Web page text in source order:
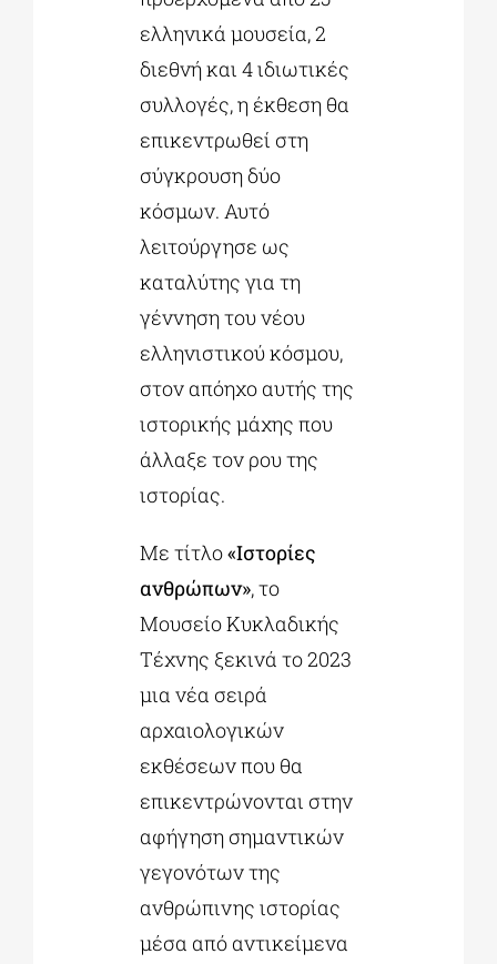
ελληνικά μουσεία, 2
διεθνή και 4 ιδιωτικές
συλλογές, η έκθεση θα
επικεντρωθεί στη
σύγκρουση δύο
κόσμων. Αυτό
λειτούργησε ως
καταλύτης για τη
γέννηση του νέου
ελληνιστικού κόσμου,
στον απόηχο αυτής της
ιστορικής μάχης που
άλλαξε τον ρου της
ιστορίας.
Με τίτλο«Ιστορίες
ανθρώπων», το
Μουσείο Κυκλαδικής
Τέχνης ξεκινά το 2023
μια νέα σειρά
αρχαιολογικών
εκθέσεων που θα
επικεντρώνονται στην
αφήγηση σημαντικών
γεγονότων της
ανθρώπινης ιστορίας
μέσα από αντικείμενα